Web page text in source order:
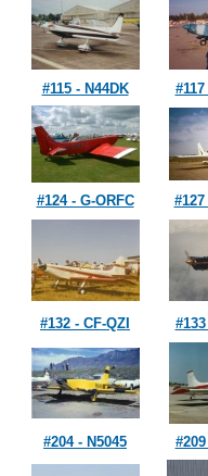
#115 - N44DK
#124 - G-ORFC
#132 - CF-QZI
#204 - N5045